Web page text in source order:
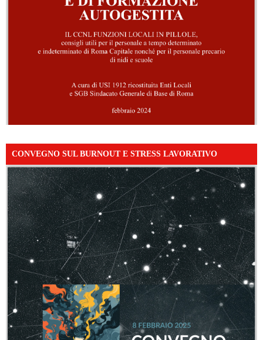
CONVEGNO SUL BURNOUT E STRESS LAVORATIVO